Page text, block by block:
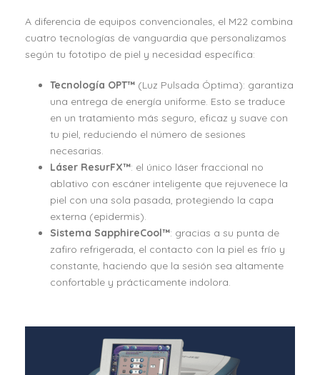
A diferencia de equipos convencionales, el M22 combina
cuatro tecnologías de vanguardia que personalizamos
según tu fototipo de piel y necesidad específica:
Tecnología OPT™ (Luz Pulsada Óptima): garantiza
una entrega de energía uniforme. Esto se traduce
en un tratamiento más seguro, eficaz y suave con
tu piel, reduciendo el número de sesiones
necesarias.
Láser ResurFX™: el único láser fraccional no
ablativo con escáner inteligente que rejuvenece la
piel con una sola pasada, protegiendo la capa
externa (epidermis).
Sistema SapphireCool™: gracias a su punta de
zafiro refrigerada, el contacto con la piel es frío y
constante, haciendo que la sesión sea altamente
confortable y prácticamente indolora.